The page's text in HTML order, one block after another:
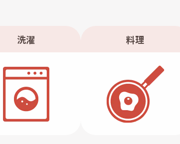
洗濯 料理